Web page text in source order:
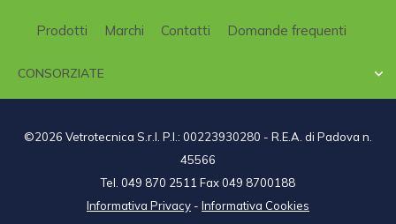
Prodotti Marchi Contatti Domande frequenti
CONSORZIATE 
©2026 Vetrotecnica S.r.l. P.I.: 00223930280 - R.E.A. di Padova n.
45566
Tel. 049 870 2511 Fax 049 8700188
Informativa Privacy - Informativa Cookies